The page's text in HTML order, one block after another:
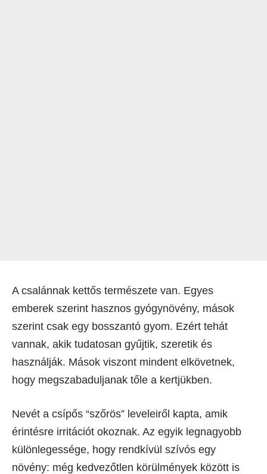
A csalánnak kettős természete van. Egyes
emberek szerint hasznos gyógynövény, mások
szerint csak egy bosszantó gyom. Ezért tehát
vannak, akik tudatosan gyűjtik, szeretik és
használják. Mások viszont mindent elkövetnek,
hogy megszabaduljanak tőle a kertjükben.
Nevét a csípős “szőrös” leveleiről kapta, amik
érintésre irritációt okoznak. Az egyik legnagyobb
különlegessége, hogy rendkívül szívós egy
növény: még kedvezőtlen körülmények között is